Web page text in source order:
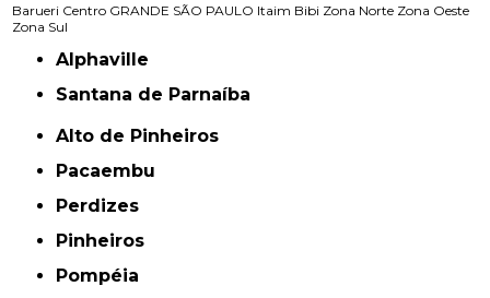
Barueri Centro GRANDE SÃO PAULO Itaim Bibi Zona Norte Zona Oeste
Zona Sul
Alphaville
Santana de Parnaíba
Alto de Pinheiros
Pacaembu
Perdizes
Pinheiros
Pompéia